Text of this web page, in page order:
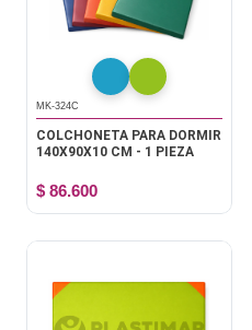
MK-324C
COLCHONETA PARA DORMIR
140X90X10 CM - 1 PIEZA
$ 86.600